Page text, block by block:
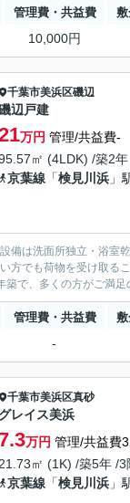
管理費・共益費
10,000円
千葉市美浜区磯辺
辺戸建
万円 管理/共益費-
㎡ (4LDK) /築2
京葉線 「検見川浜 」
備は洗面所独立・浴
方でも荷物を受け取る
で、多くの方がご満
管理費・共益費
-
千葉市美浜区真砂
グレイス美浜
7.3万円 管理/共益費
21.73㎡ (1K) /築5年 /3
京葉線 「検見川浜 」